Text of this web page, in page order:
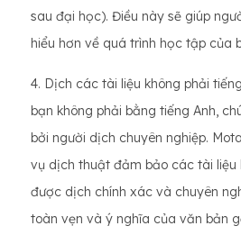
sau đại học). Điều này sẽ giúp
hiểu hơn về quá trình học tập của
4. Dịch các tài liệu không phải
bạn không phải bằng tiếng Anh,
bởi người dịch chuyên nghiệp.
vụ dịch thuật đảm bảo các tài liệu
được dịch chính xác và chuyên
toàn vẹn và ý nghĩa của văn bản